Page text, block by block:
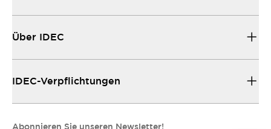
Über IDEC
IDEC-Verpflichtungen
Abonnieren Sie unseren Newsletter!